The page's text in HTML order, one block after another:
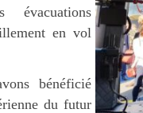
en vol
bénéficié
du futur